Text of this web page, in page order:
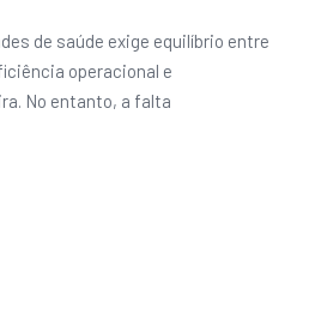
de saúde exige equilíbrio entre
operacional e
No entanto, a falta